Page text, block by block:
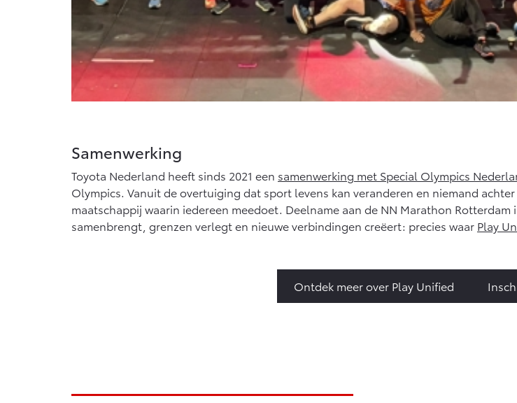
Samenwerking
Toyota Nederland heeft sinds 2021 een samenwerking met Special Olympics
Olympics. Vanuit de overtuiging dat sport levens kan veranderen en niemand
maatschappij waarin iedereen meedoet. Deelname aan de NN Marathon
samenbrengt, grenzen verlegt en nieuwe verbindingen creëert: precies waar Play
Ontdek meer over Play Unified